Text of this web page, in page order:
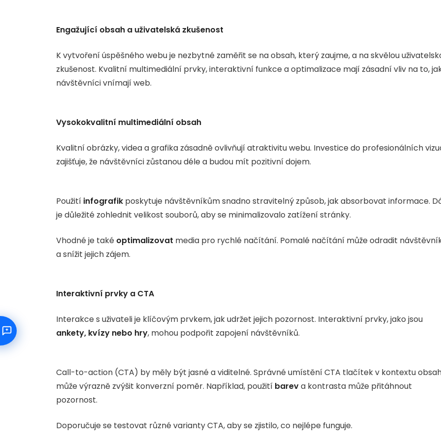
Engažující obsah a uživatelská zkušenost
K vytvoření úspěšného webu je nezbytné zaměřit se na obsah, který zaujme, a na skvělou
zkušenost. Kvalitní multimediální prvky, interaktivní funkce a optimalizace mají zásadní vliv na to,
návštěvníci vnímají web.
Vysokokvalitní multimediální obsah
Kvalitní obrázky, videa a grafika zásadně ovlivňují atraktivitu webu. Investice do profesionálních
zajišťuje, že návštěvníci zůstanou déle a budou mít pozitivní dojem.
Použití infografik poskytuje návštěvníkům snadno stravitelný způsob, jak absorbovat informace.
je důležité zohlednit velikost souborů, aby se minimalizovalo zatížení stránky.
Vhodné je také optimalizovat media pro rychlé načítání. Pomalé načítání může odradit
a snížit jejich zájem.
Interaktivní prvky a CTA
Interakce s uživateli je klíčovým prvkem, jak udržet jejich pozornost. Interaktivní prvky, jako jsou
ankety, kvízy nebo hry, mohou podpořit zapojení návštěvníků.
Call-to-action (CTA) by měly být jasné a viditelné. Správné umístění CTA tlačítek v kontextu
může výrazně zvýšit konverzní poměr. Například, použití bareva kontrasta může přitáhnout
pozornost.
Doporučuje se testovat různé varianty CTA, aby se zjistilo, co nejlépe funguje.